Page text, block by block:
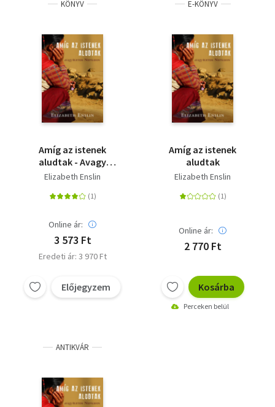
Tankönyv, segédkönyv
Társadalomtudomány
Természettudomány
Történelem
KÖNYV
Amíg az istenek
aludtak - Avagy
életem Nepálban
Elizabeth Enslin
Online ár:
3 573 Ft
Eredeti ár: 3 970 Ft
Előjegyzem
E-KÖNYV
Amíg az istenek
aludtak
Elizabeth Enslin
Online ár:
2 770 Ft
Kosárba
Perceken belül
ANTIKVÁR